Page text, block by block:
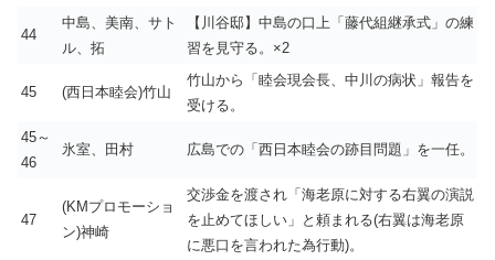
44
中島、美南、サト
ル、拓
【川谷邸】中島の口上「藤代組継承式」の練
習を見守る。×2
45 (西日本睦会)竹山
竹山から「睦会現会長、中川の病状」報告を
受ける。
45～
46
氷室、田村 広島での「西日本睦会の跡目問題」を一任。
47
(KMプロモーショ
ン)神崎
交渉金を渡され「海老原に対する右翼の演説
を止めてほしい」と頼まれる(右翼は海老原
に悪口を言われた為行動)。